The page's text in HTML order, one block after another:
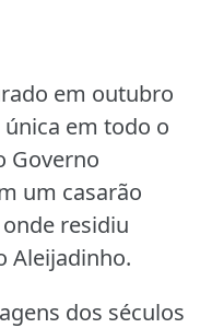
em outubro
em todo o
Governo
um casarão
residiu
Aleijadinho.
dos séculos